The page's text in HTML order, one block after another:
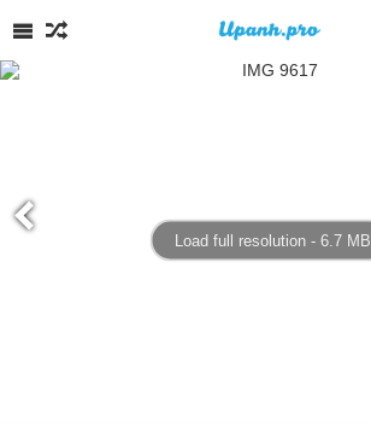
Load full resolution - 6.7 MB